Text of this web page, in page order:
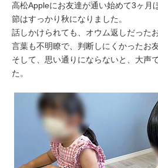
高松Appleにお友達が通い始めて3ヶ月
節はすっかり秋になりました。
話しかけられても、オウム返しだったお
言葉も不明瞭で、判断しにくかったお友
そして、思い通りにならないと、大声
た。